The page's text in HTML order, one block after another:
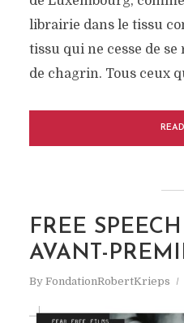
librairie dans le tissu
tissu qui ne cesse de
de chagrin. Tous ceux
FREE
AVANT-
By FondationRobertKrieps